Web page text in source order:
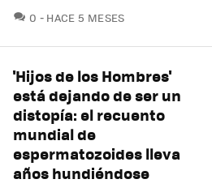
0 COMENTARIOS
HACE 5 MESES
'Hijos de los Hombres'
está dejando de ser un
distopía: el recuento
mundial de
espermatozoides lleva
años hundiéndose